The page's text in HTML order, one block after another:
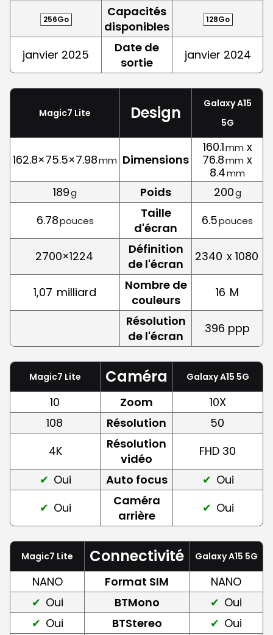
256Go
Capacités
disponibles
128Go
janvier 2025
Date de
sortie
janvier 2024
Magic7 Lite Design
Galaxy A15
5G
162.8×75.5×7.98mm Dimensions
160.1mm x
76.8mm x
8.4mm
189g Poids 200g
6.78pouces
Taille
d'écran
6.5pouces
2700×1224
Définition
de l'écran
2340 x 1080
1,07 milliard
Nombre de
couleurs
16 M
Résolution
de l'écran
396 ppp
Magic7 Lite Caméra Galaxy A15 5G
10 Zoom
10X
108
Résolution
50
4K
Résolution
vidéo
FHD 30
Oui
Auto focus
Oui
Oui
Caméra
arrière
Oui
Magic7 Lite Connectivité Galaxy A15 5G
NANO Format SIM
NANO
Oui
BTMono
Oui
Oui
BTStereo
Oui